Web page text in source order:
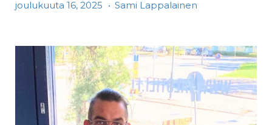
joulukuuta 16, 2025 • Sami Lappalainen